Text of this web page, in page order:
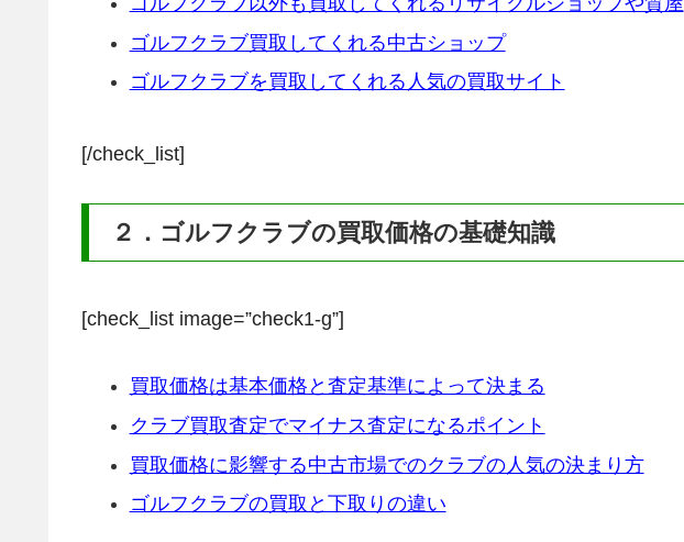
ゴルフクラブ買取してくれる中古ショップ
ゴルフクラブを買取してくれる人気の買取サイト
[/check_list]
２．ゴルフクラブの買取価格の基礎知識
[check_list image=”check1-g”]
買取価格は基本価格と査定基準によって決まる
クラブ買取査定でマイナス査定になるポイント
買取価格に影響する中古市場でのクラブの人気の決まり方
ゴルフクラブの買取と下取りの違い